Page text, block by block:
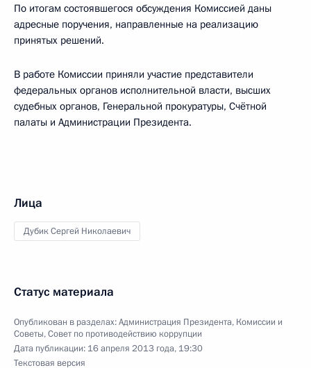
По итогам состоявшегося обсуждения Комиссией даны
адресные поручения, направленные на реализацию
принятых решений.
В работе Комиссии приняли участие представители
федеральных органов исполнительной власти, высших
судебных органов, Генеральной прокуратуры, Счётной
палаты и Администрации Президента.
Лица
Дубик Сергей Николаевич
Статус материала
Опубликован в разделах:Администрация Президента, Комиссии и
Советы,Совет по противодействию коррупции
Дата публикации: 16 апреля 2013 года, 19:30
Текстовая версия